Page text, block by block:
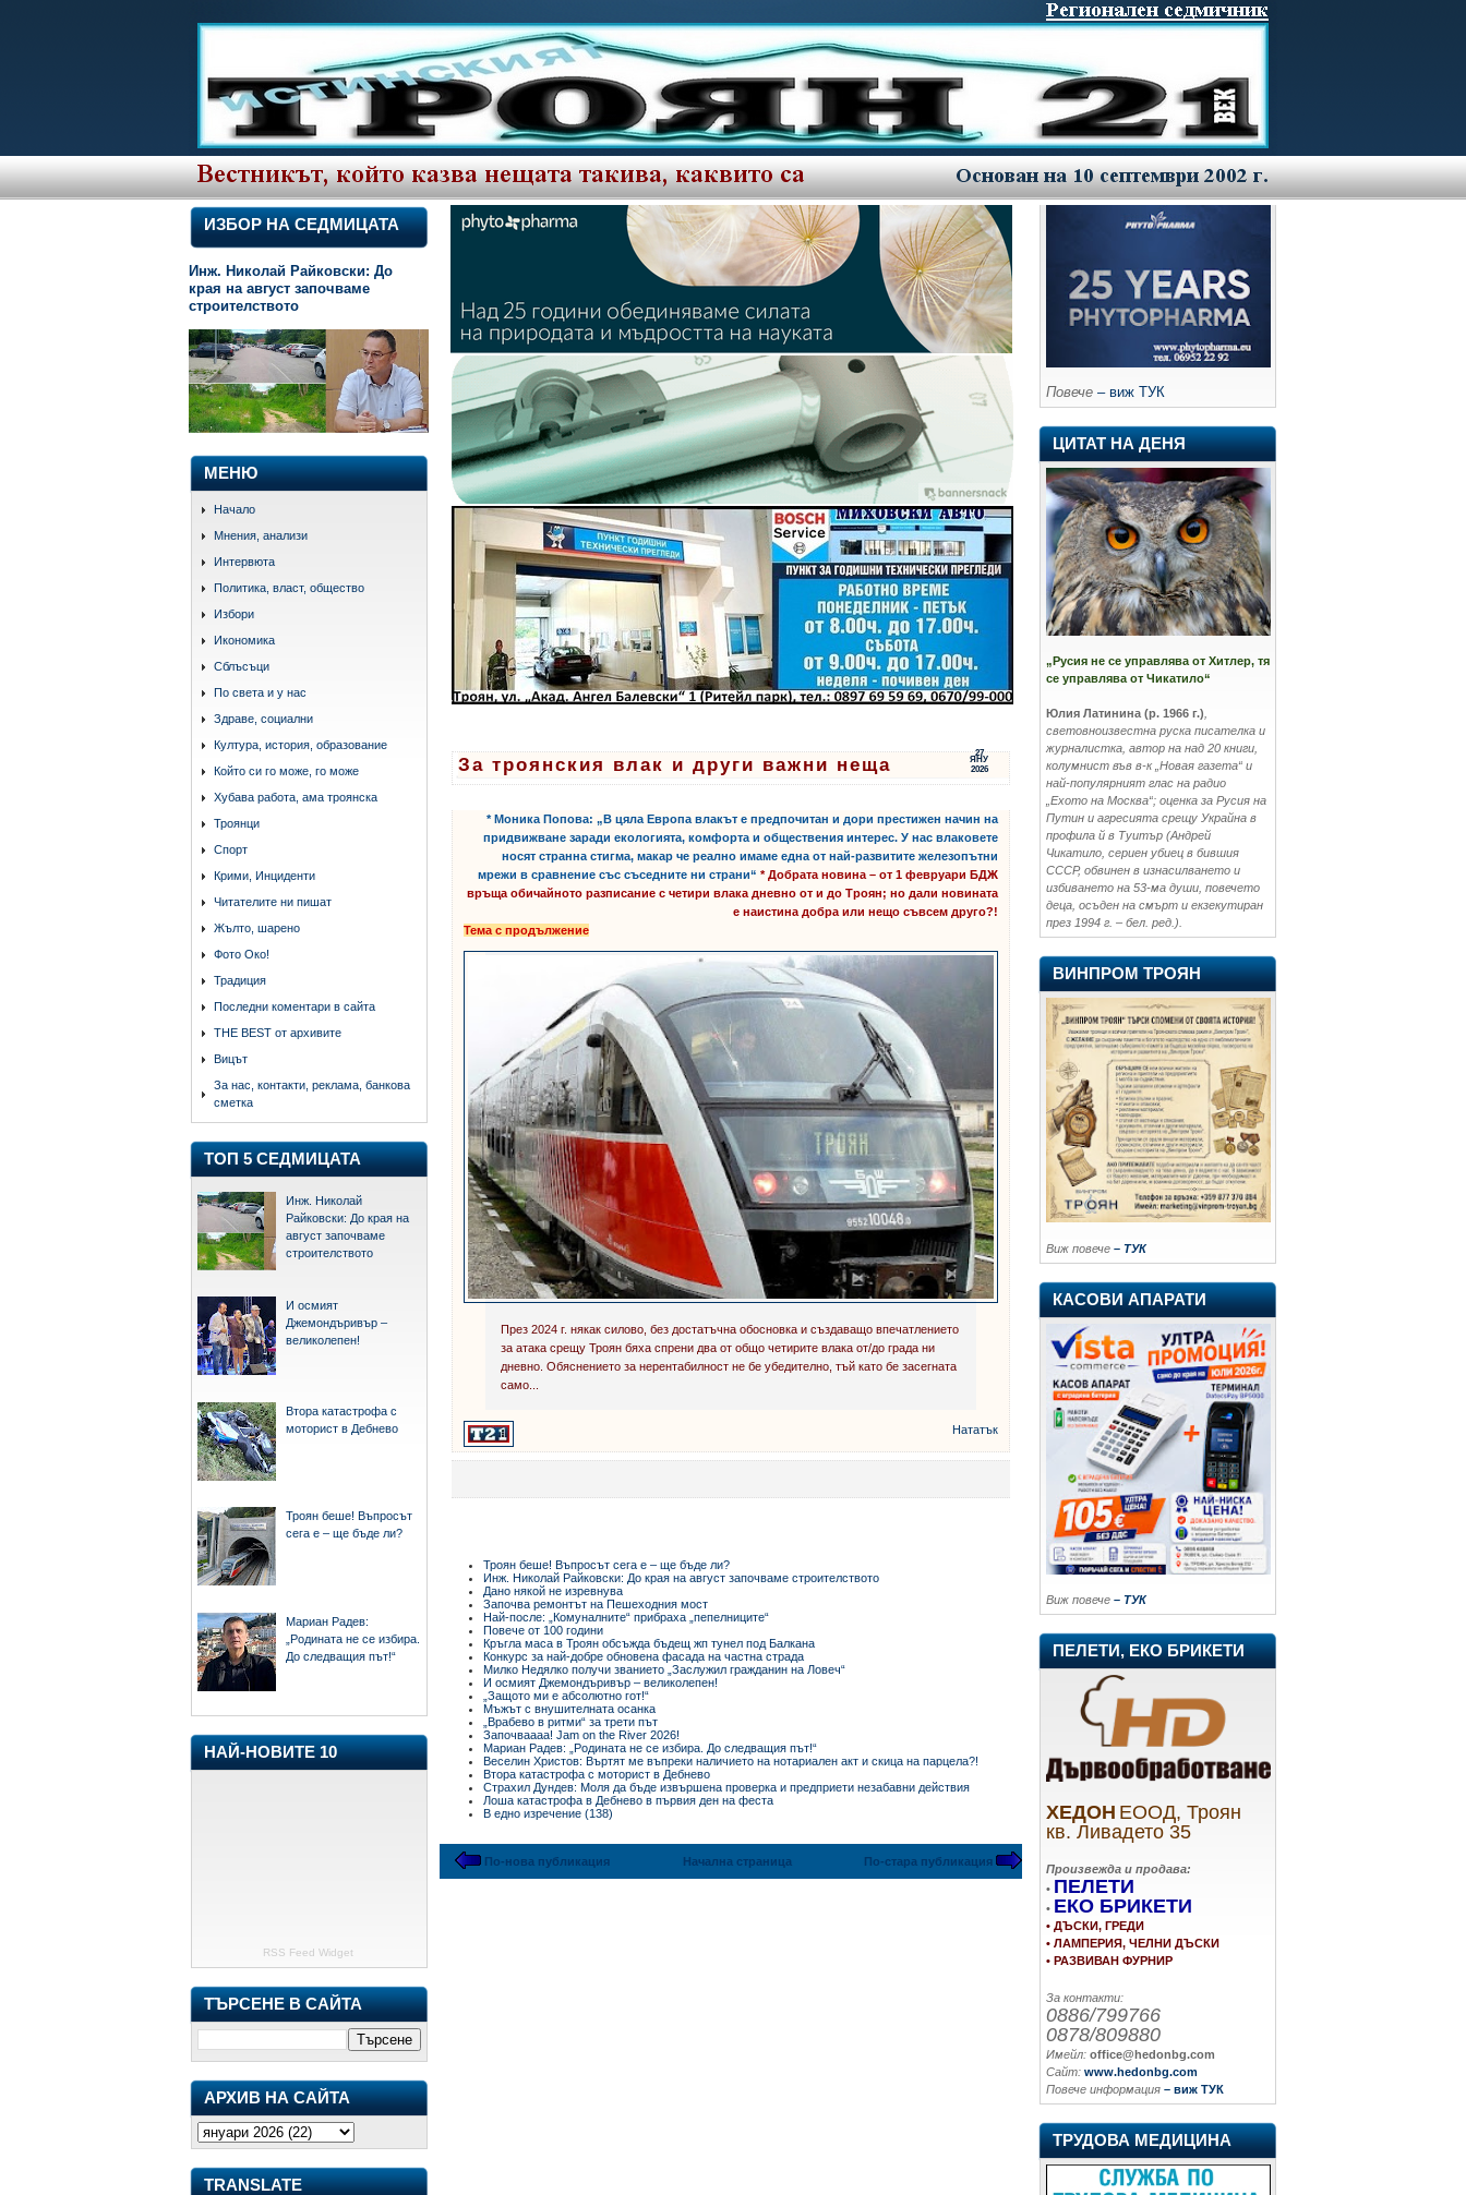
ИЗБОР НА СЕДМИЦАТА
Инж. Николай Райковски: До
края на август започваме
строителството
МЕНЮ
Начало
Мнения, анализи
Интервюта
Политика, власт, общество
Избори
Икономика
Сблъсъци
По света и у нас
Здраве, социални
Култура, история, образование
Който си го може, го може
Хубава работа, ама троянска
Троянци
Спорт
Крими, Инциденти
Читателите ни пишат
Жълто, шарено
Фото Око!
Традиция
Последни коментари в сайта
THE BEST от архивите
Вицът
За нас, контакти, реклама, банкова
сметка
ТОП 5 СЕДМИЦАТА
Инж. Николай
Райковски: До края на
август започваме
строителството
И осмият
Джемондъривър –
великолепен!
Втора катастрофа с
моторист в Дебнево
Троян беше! Въпросът
сега е – ще бъде ли?
Мариан Радев:
„Родината не се избира.
До следващия път!“
НАЙ-НОВИТЕ 10
RSS Feed Widget
ТЪРСЕНЕ В САЙТА
АРХИВ НА САЙТА
TRANSLATE
27
ЯНУ
2026
За троянския влак и други важни неща
* Моника Попова: „В цяла Европа влакът е предпочитан и дори престижен начин на
придвижване заради екологията, комфорта и обществения интерес. У нас влаковете
носят странна стигма, макар че реално имаме една от най-развитите железопътни
мрежи в сравнение със съседните ни страни“ * Добрата новина – от 1 февруари БДЖ
връща обичайното разписание с четири влака дневно от и до Троян; но дали новината
е наистина добра или нещо съвсем друго?!
Тема с продължение
През 2024 г. някак силово, без достатъчна обосновка и създаващо впечатлението
за атака срещу Троян бяха спрени два от общо четирите влака от/до града ни
дневно. Обяснението за нерентабилност не бе убедително, тъй като бе засегната
само...
Нататък
Троян беше! Въпросът сега е – ще бъде ли?
Инж. Николай Райковски: До края на август започваме строителството
Дано някой не изревнува
Започва ремонтът на Пешеходния мост
Най-после: „Комуналните“ прибраха „пепелниците“
Повече от 100 години
Кръгла маса в Троян обсъжда бъдещ жп тунел под Балкана
Конкурс за най-добре обновена фасада на частна страда
Милко Недялко получи званието „Заслужил гражданин на Ловеч“
И осмият Джемондъривър – великолепен!
„Защото ми е абсолютно гот!“
Мъжът с внушителната осанка
„Врабево в ритми“ за трети път
Започваааа! Jam on the River 2026!
Мариан Радев: „Родината не се избира. До следващия път!“
Веселин Христов: Въртят ме въпреки наличието на нотариален акт и скица на парцела?!
Втора катастрофа с моторист в Дебнево
Страхил Дундев: Моля да бъде извършена проверка и предприети незабавни действия
Лоша катастрофа в Дебнево в първия ден на феста
В едно изречение (138)
По-нова публикация По-стара публикация
Начална страница
Повече – виж ТУК
ЦИТАТ НА ДЕНЯ
„Русия не се управлява от Хитлер, тя
се управлява от Чикатило“
Юлия Латинина (р. 1966 г.)
световноизвестна руска писателка и
журналистка, автор на над 20 книги,
колумнист във в-к „Новая газета“ и
най-популярният глас на радио
„Ехото на Москва“; оценка за Русия на
Путин и агресията срещу Украйна в
профила й в Туитър (Андрей
Чикатило, сериен убиец в бившия
СССР, обвинен в изнасилването и
избиването на 53-ма души, повечето
деца, осъден на смърт и екзекутиран
през 1994 г. – бел. ред.).
ВИНПРОМ ТРОЯН
Виж повече – ТУК
КАСОВИ АПАРАТИ
Виж повече – ТУК
ПЕЛЕТИ, ЕКО БРИКЕТИ
ХЕДОН ЕООД, Троян
кв. Ливадето 35
Произвежда и продава:
• ПЕЛЕТИ
• ЕКО БРИКЕТИ
• ДЪСКИ, ГРЕДИ
• ЛАМПЕРИЯ, ЧЕЛНИ ДЪСКИ
• РАЗВИВАН ФУРНИР
За контакти:
0886/799766
0878/809880
Имейл: office@hedonbg.com
Сайт: www.hedonbg.com
Повече информация – виж ТУК
ТРУДОВА МЕДИЦИНА